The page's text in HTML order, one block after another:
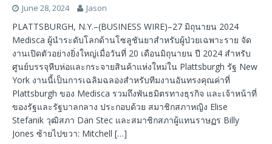
June 28, 2024 Jason
PLATTSBURGH, N.Y.–(BUSINESS WIRE)–27 มิถุนายน 2024
Medisca ผู้นำระดับโลกด้านโซลูชันยาสำหรับผู้ป่วยเฉพาะราย จัด
งานเปิดตัวอย่างยิ่งใหญ่เมื่อวันที่ 20 เดือนมิถุนายน ปี 2024 สำหรับ
ศูนย์บรรจุหีบห่อและกระจายสินค้าแห่งใหม่ใน Plattsburgh รัฐ New
York งานนี้เป็นการเฉลิมฉลองสำหรับทีมงานอันทรงคุณค่าที่
Plattsburgh ของ Medisca รวมถึงพันธมิตรทางธุรกิจ และเจ้าหน้าที่
ของรัฐและรัฐบาลกลาง ประกอบด้วย สมาชิกสภาหญิง Elise
Stefanik วุฒิสภา Dan Stec และสมาชิกสภาผู้แทนราษฏร Billy
Jones ซ้ายไปขวา: Mitchell […]